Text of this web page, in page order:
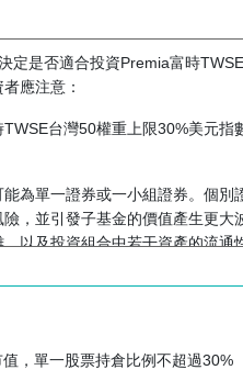
定是否適合投資Premia富時
應注意：
台灣50權重上限30%美元
為單一證券或一小組證券。個
，並引發子基金的價值產生更
以及投資組合中若干資產的流通
監管規定變化的影響。此外，
，單一股票持倉比例不超過30%